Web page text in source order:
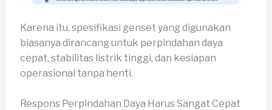
Karena itu, spesifikasi genset yang digunakan
biasanya dirancang untuk perpindahan daya
cepat, stabilitas listrik tinggi, dan kesiapan
operasional tanpa henti.
Respons Perpindahan Daya Harus Sangat Cepat